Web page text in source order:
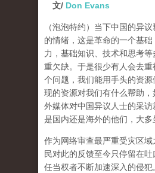
文/ Don Evans
（泡泡特约） 当下中国的异
的情绪，这是革命的一个基
力，基础知识、技术和思考
重欠缺。于是很少有人会去重
个问题，我们能用手头的资源
现的资源对我们有什么帮助
外媒体对中国异议人士的采
是国内还是海外的他们，大多
作为网络审查最严重受灾区域
民对此的反馈至今只停留在
任当权者不断加速深入的侵犯